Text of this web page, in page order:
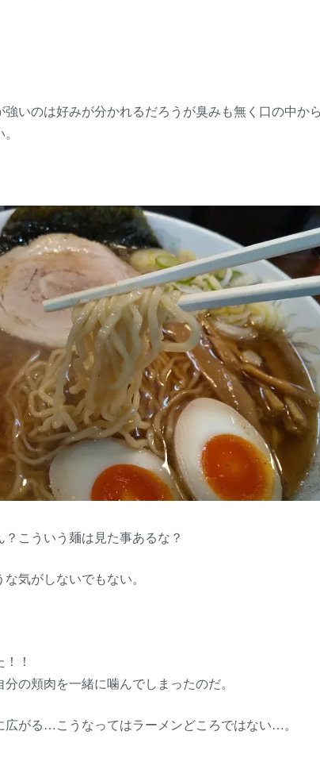
強いのは好みが分かれるだろうが臭みも無く口の中か
こういう麺は見た事あるな？
気がしないでもない。
！
の頬肉を一緒に噛んでしまったのだ。
広がる…こうなってはラーメンどころではない…。